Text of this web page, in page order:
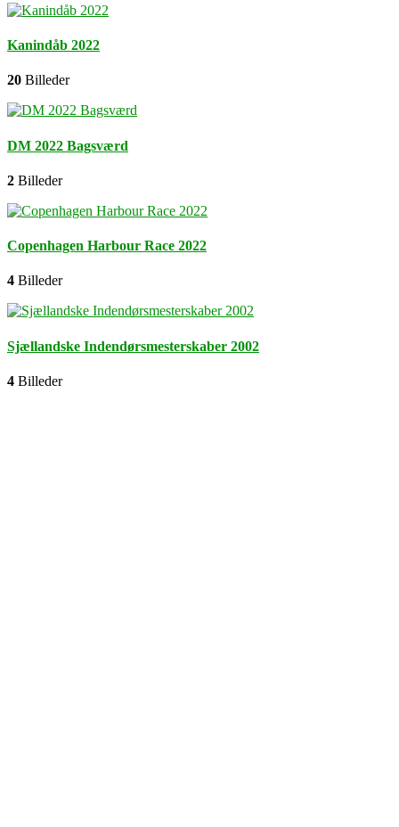
Kanindåb 2022
20 Billeder
DM 2022 Bagsværd
2 Billeder
Copenhagen Harbour Race 2022
4 Billeder
Sjællandske Indendørsmesterskaber 2002
4 Billeder